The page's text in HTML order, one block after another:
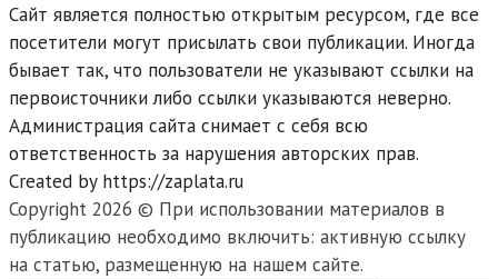
Сайт является полностью открытым ресурсом, где все
посетители могут присылать свои публикации. Иногда
бывает так, что пользователи не указывают ссылки на
первоисточники либо ссылки указываются неверно.
Администрация сайта снимает с себя всю
ответственность за нарушения авторских прав.
Created by https://zaplata.ru
Copyright 2026 © При использовании материалов в
публикацию необходимо включить: активную ссылку
на статью, размещенную на нашем сайте.